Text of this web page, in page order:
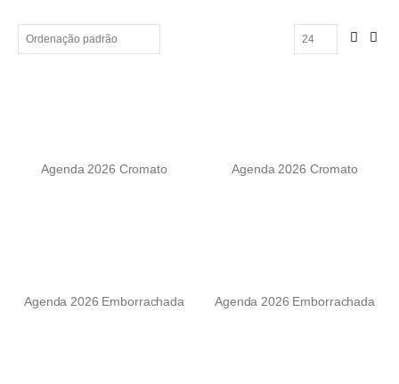
Agenda 2026 Cromato Agenda 2026 Cromato
Agenda 2026 Emborrachada Agenda 2026 Emborrachada